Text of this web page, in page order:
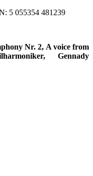
5 055354 481239
Nr. 2, A voice from
Gennady